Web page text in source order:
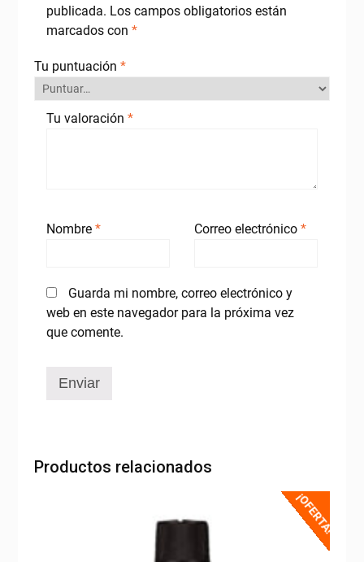
publicada. Los campos obligatorios están
marcados con *
Tu puntuación *
Tu valoración *
Nombre * Correo electrónico *
Guarda mi nombre, correo electrónico y
web en este navegador para la próxima vez
que comente.
Productos relacionados
¡OFERTA!